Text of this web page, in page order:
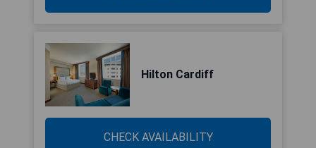
Hilton Cardiff
CHECK AVAILABILITY